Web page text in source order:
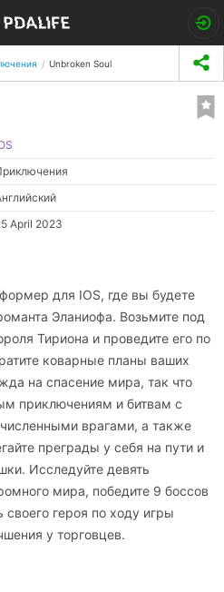
Unbroken Soul
April 2023
для IOS, где вы будете
Эланиофа. Возьмите под
Тириона и проведите его по
коварные планы ваших
на спасение мира, так что
приключениям и битвам с
врагами, а также
преграды у себя на пути и
Исследуйте девять
мира, победите 9 боссов
своего героя по ходу игры
у торговцев.